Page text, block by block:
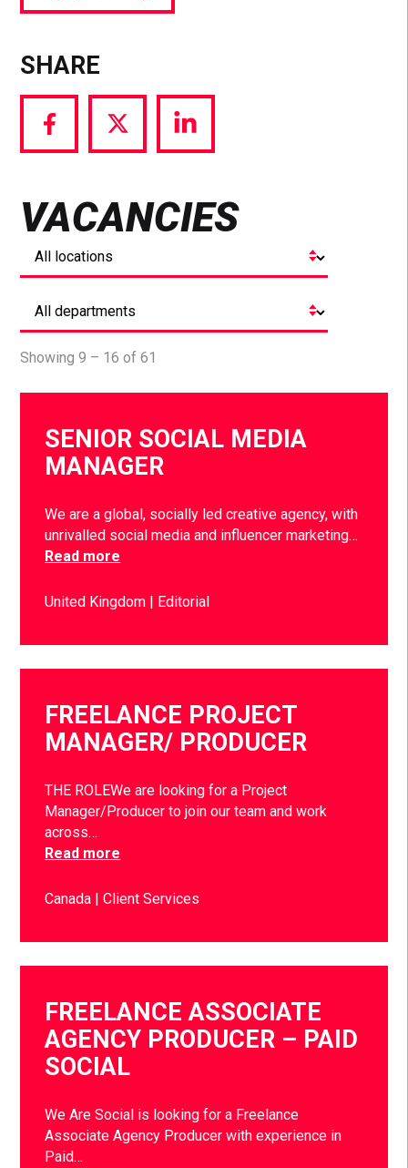
SHARE
Share
via
Share
via
Share
via
VACANCIES
Showing 9 – 16 of 61
SENIOR SOCIAL MEDIA
MANAGER
We are a global, socially led creative agency, with
unrivalled social media and influencer marketing…
Read more
United Kingdom Editorial
FREELANCE PROJECT
MANAGER/ PRODUCER
THE ROLEWe are looking for a Project
Manager/Producer to join our team and work
across…
Read more
Canada Client Services
FREELANCE ASSOCIATE
AGENCY PRODUCER – PAID
SOCIAL
We Are Social is looking for a Freelance
Associate Agency Producer with experience in
Paid…